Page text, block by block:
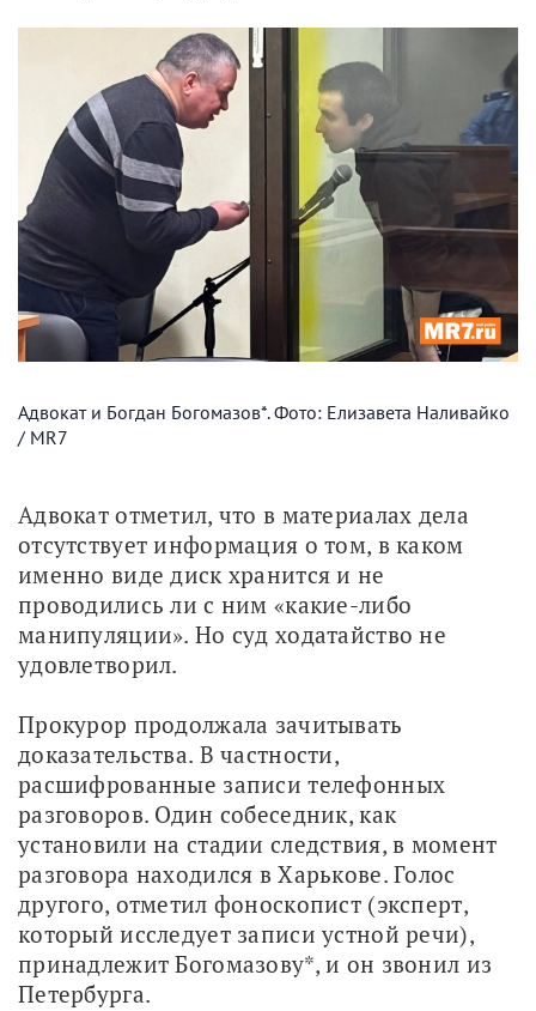
Адвокат и Богдан Богомазов*. Фото: Елизавета Наливайко
/ MR7
Адвокат отметил, что в материалах дела
отсутствует информация о том, в каком
именно виде диск хранится и не
проводились ли с ним «какие-либо
манипуляции». Но суд ходатайство не
удовлетворил.
Прокурор продолжала зачитывать
доказательства. В частности,
расшифрованные записи телефонных
разговоров. Один собеседник, как
установили на стадии следствия, в момент
разговора находился в Харькове. Голос
другого, отметил фоноскопист (эксперт,
который исследует записи устной речи),
принадлежит Богомазову*, и он звонил из
Петербурга.